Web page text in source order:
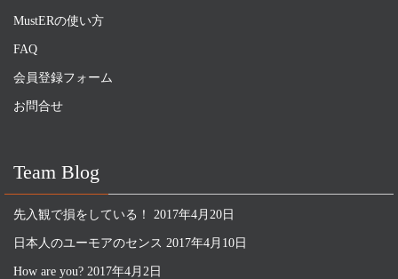
MustERの使い方
FAQ
会員登録フォーム
お問合せ
Team Blog
先入観で損をしている！ 2017年4月20日
日本人のユーモアのセンス 2017年4月10日
How are you? 2017年4月2日